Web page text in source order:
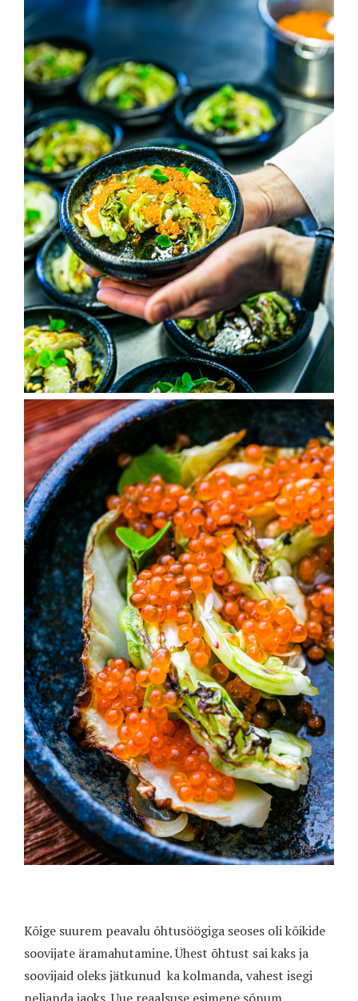
Kõige suurem peavalu õhtusöögiga seoses oli kõikide
soovijate äramahutamine. Ühest õhtust sai kaks ja
soovijaid oleks jätkunud ka kolmanda, vahest isegi